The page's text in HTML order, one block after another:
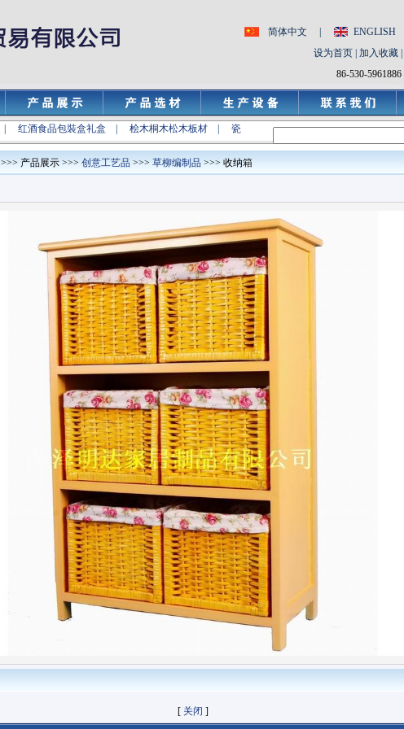
简体中文 ENGLISH
设为首页 加入收藏
86-530-5961886
红酒食品包裝盒礼盒 桧木桐木松木板材
瓷
>>> 产品展示 >>> 创意工艺品 >>> 草柳编制品 >>> 收纳箱
[ 关闭 ]